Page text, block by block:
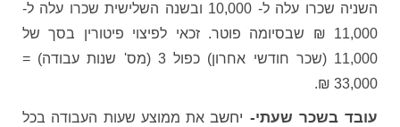
השניה שכרו עלה ל- 10,000 ובשנה השלישית שכרו עלה ל-
11,000 ₪ שבסיומה פוטר. זכאי לפיצוי פיטורין בסך של
11,000 (שכר חודשי אחרון) כפול 3 (מס' שנות עבודה) =
33,000 ₪.
עובד בשכר שעתי- יחשבאת ממוצע שעות העבודה בכל